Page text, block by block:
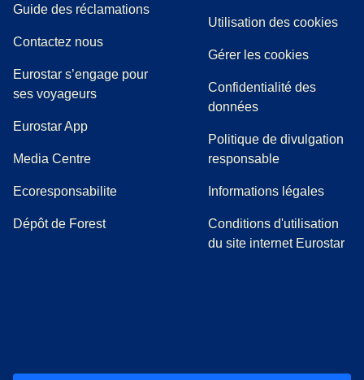
Guide des réclamations((
Contactez nous
Eurostar s’engage pour
ses voyageurs
Eurostar App
Media Centre( Ouvre un nouvel onglet)
Ecoresponsabilite
Dépôt de Forest
Utilisation des cookies
Gérer les cookies
Confidentialité des
données
Politique de divulgation
responsable
Informations légales
Conditions d'utilisation
du site internet Eurostar